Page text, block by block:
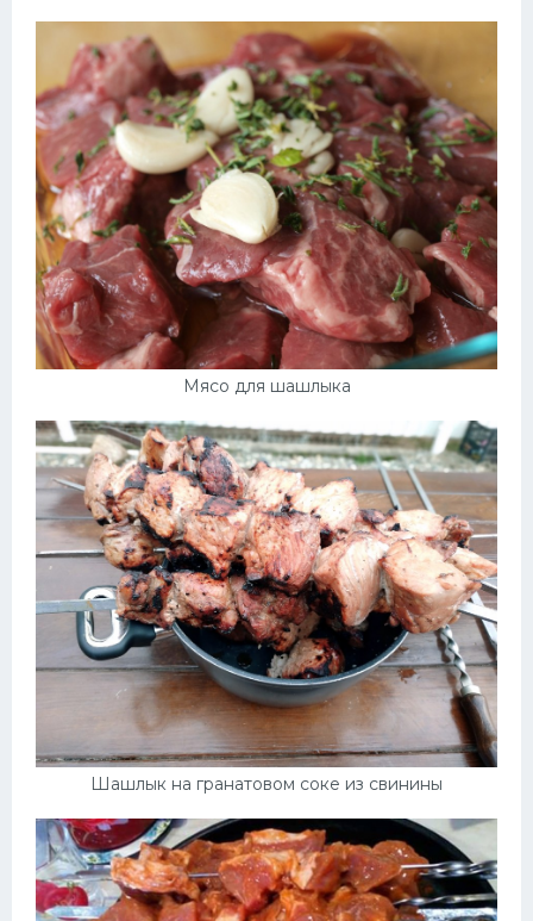
Мясо для шашлыка
Шашлык на гранатовом соке из свинины